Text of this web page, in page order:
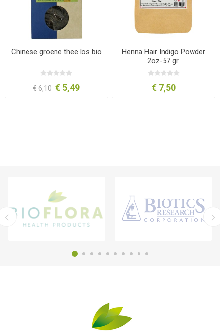
Chinese groene thee los bio
€ 6,10 € 5,49
Henna Hair Indigo Powder
2oz-57 gr.
€ 7,50